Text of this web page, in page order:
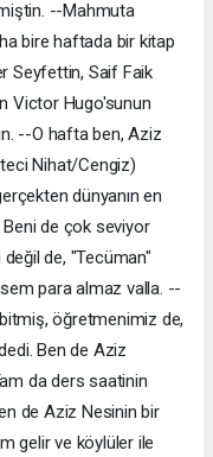
--Mahmuta
bire haftada bir kitap
Seyfettin, Saif Faik
Victor Hugo'sunun
--O hafta ben, Aziz
Nihat/Cengiz)
dünyanın en
Beni de çok seviyor
de, "Tecüman"
para almaz valla. --
öğretmenimiz de,
Ben de Aziz
da ders saatinin
de Aziz Nesinin bir
gelir ve köylüler ile